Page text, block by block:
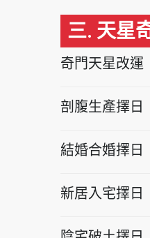
三. 天星
奇門天星改運
剖腹生產擇日
結婚合婚擇日
新居入宅擇日